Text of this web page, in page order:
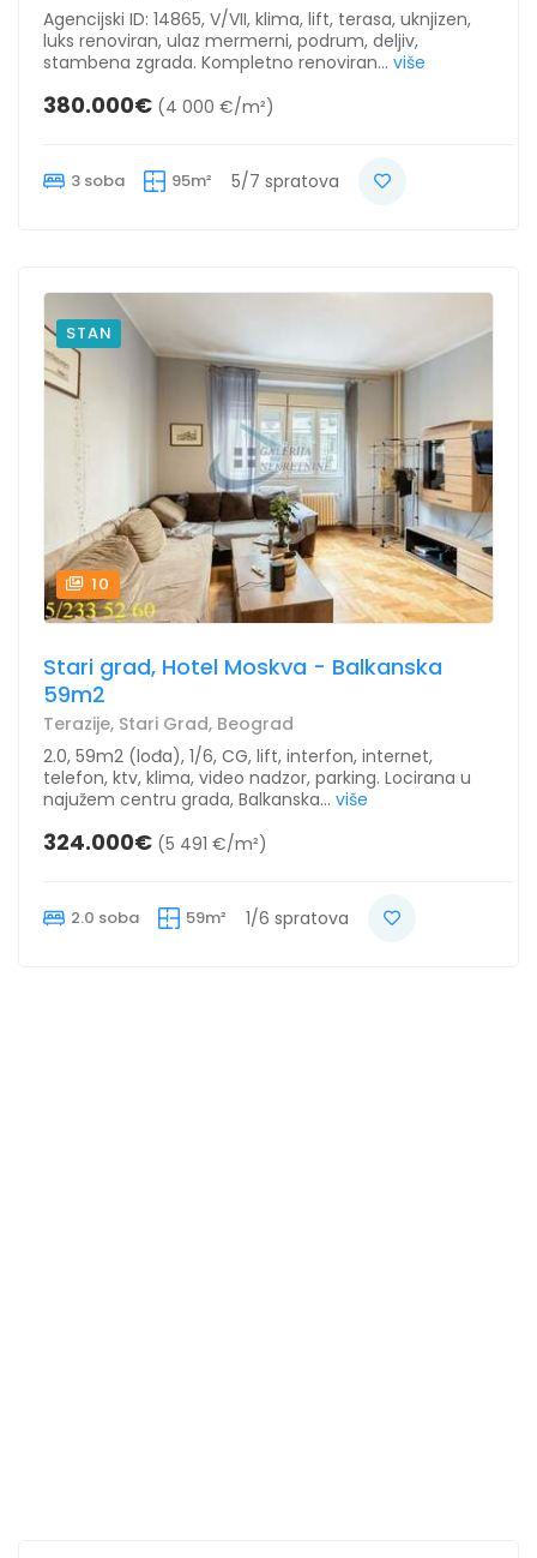
Agencijski ID: 14865, V/VII, klima, lift, terasa, uknjizen,
luks renoviran, ulaz mermerni, podrum, deljiv,
stambena zgrada. Kompletno renoviran... više
380.000€ (4 000 €/m²)
3 soba 95m² 5/7 spratova
STAN
10
Stari grad, Hotel Moskva - Balkanska
59m2
Terazije, Stari Grad, Beograd
2.0, 59m2 (lođa), 1/6, CG, lift, interfon, internet,
telefon, ktv, klima, video nadzor, parking. Locirana u
najužem centru grada, Balkanska... više
324.000€ (5 491 €/m²)
2.0 soba 59m² 1/6 spratova